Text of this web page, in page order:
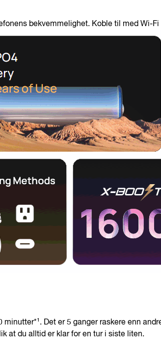
bekvemmelighet. Koble til med Wi-
Det er 5 ganger raskere enn
at du alltid er klar for en tur i siste liten.